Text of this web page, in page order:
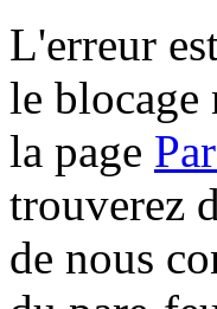
L'erreur
le blocage
la page
trouverez
de nous